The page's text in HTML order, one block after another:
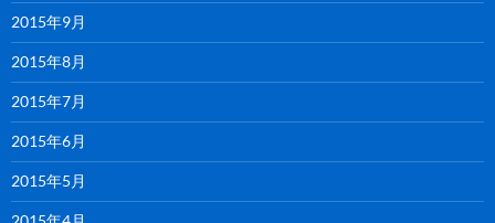
2015年9月
2015年8月
2015年7月
2015年6月
2015年5月